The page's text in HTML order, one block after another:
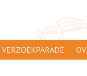
VERZOEKPARADE